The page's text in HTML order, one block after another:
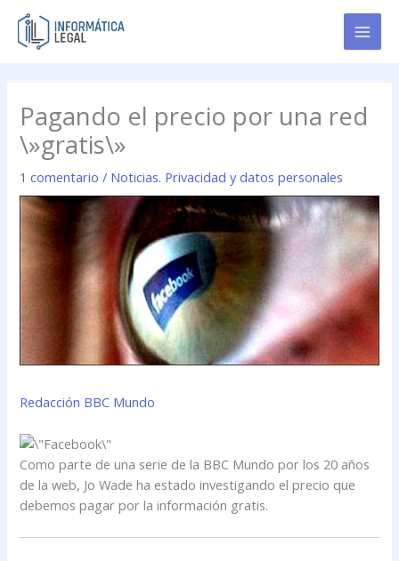
contenido
Pagando el precio por una red
\»gratis\»
1 comentario / Noticias. Privacidad y datos personales
Redacción BBC Mundo
Como parte de una serie de la BBC Mundo por los 20 años
de la web, Jo Wade ha estado investigando el precio que
debemos pagar por la información gratis.